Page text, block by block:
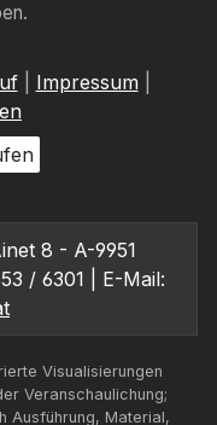
| Impressum
8 - A-9951
/ 6301 | E-Mail:
Visualisierungen
Veranschaulichung;
Ausführung, Material,